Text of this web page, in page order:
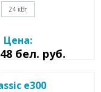
24 кВт
Цена:
бел. руб.
e300